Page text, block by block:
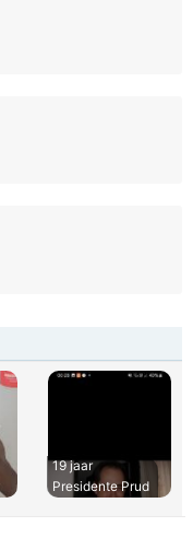
19 jaar
Presidente Prud